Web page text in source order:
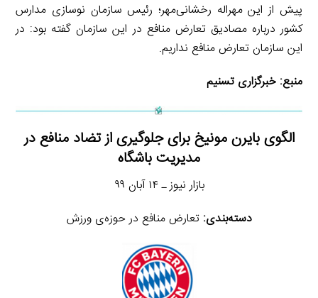
پیش از این مهراله رخشانی‌مهر؛ رئیس سازمان نوسازی مدارس
کشور درباره مصادیق تعارض منافع در این سازمان گفته بود: در
این سازمان تعارض منافع نداریم.
منبع: خبرگزاری تسنیم
الگوی بایرن مونیخ برای جلوگیری از تضاد منافع در
مدیریت باشگاه
بازار نیوز ـ ۱۴ آبان ۹۹
دسته‌بندی: تعارض منافع در حوزه‌ی ورزش